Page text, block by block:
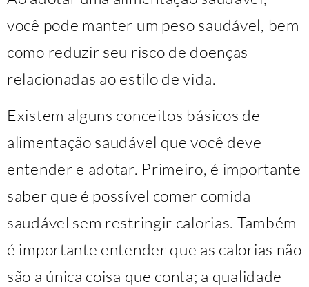
você pode manter um peso saudável, bem
como reduzir seu risco de doenças
relacionadas ao estilo de vida.
Existem alguns conceitos básicos de
alimentação saudável que você deve
entender e adotar. Primeiro, é importante
saber que é possível comer comida
saudável sem restringir calorias. Também
é importante entender que as calorias não
são a única coisa que conta; a qualidade